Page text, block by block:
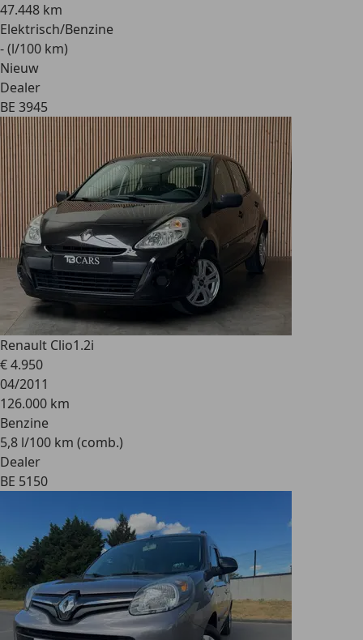
47.448 km
Elektrisch/Benzine
- (l/100 km)
Nieuw
Dealer
BE 3945
Renault Clio1.2i
€ 4.950
04/2011
126.000 km
Benzine
5,8 l/100 km (comb.)
Dealer
BE 5150